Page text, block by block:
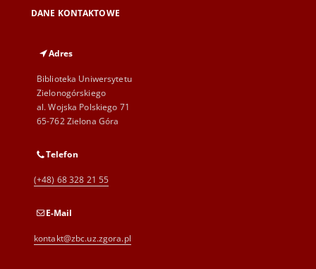
DANE KONTAKTOWE
Adres
Biblioteka Uniwersytetu
Zielonogórskiego
al. Wojska Polskiego 71
65-762 Zielona Góra
Telefon
(+48) 68 328 21 55
E-Mail
kontakt@zbc.uz.zgora.pl